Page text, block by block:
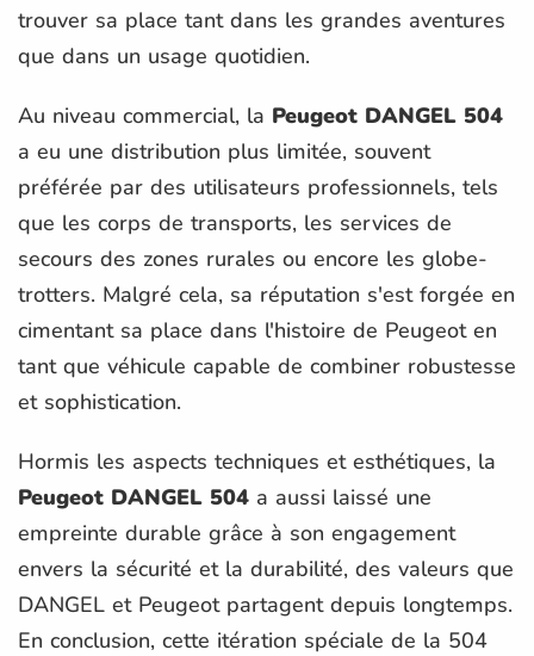
trouver sa place tant dans les grandes aventures
que dans un usage quotidien.
Au niveau commercial, la Peugeot DANGEL 504
a eu une distribution plus limitée, souvent
préférée par des utilisateurs professionnels, tels
que les corps de transports, les services de
secours des zones rurales ou encore les globe-
trotters. Malgré cela, sa réputation s'est forgée en
cimentant sa place dans l'histoire de Peugeot en
tant que véhicule capable de combiner robustesse
et sophistication.
Hormis les aspects techniques et esthétiques, la
Peugeot DANGEL 504 a aussi laissé une
empreinte durable grâce à son engagement
envers la sécurité et la durabilité, des valeurs que
DANGEL et Peugeot partagent depuis longtemps.
En conclusion, cette itération spéciale de la 504